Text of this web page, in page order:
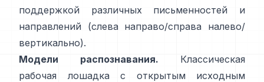
поддержкой различных письменностей и
направлений (слева направо/справа налево/
вертикально).
Модели распознавания. Классическая
рабочая лошадка с открытым исходным